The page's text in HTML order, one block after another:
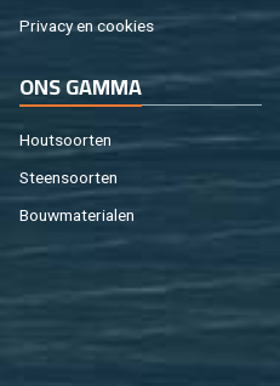
Pri­va­cy en coo­kies
ONS GAMMA
Hout­soor­ten
Steen­soor­ten
Bouw­ma­te­ri­a­len